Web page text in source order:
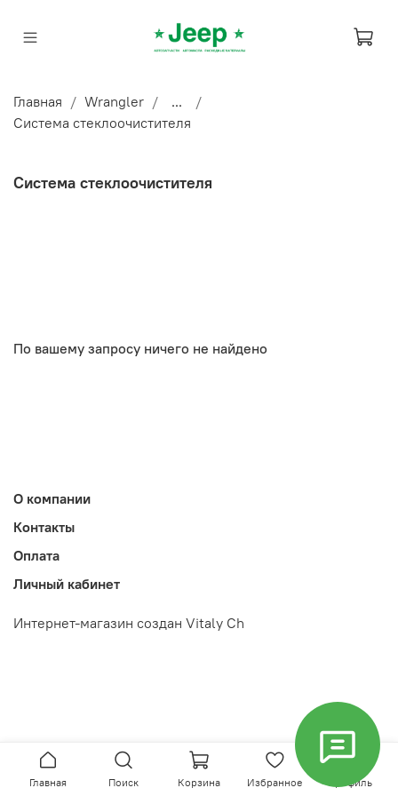
Главная Wrangler
...
Система стеклоочистителя
Система стеклоочистителя
По вашему запросу ничего не найдено
О компании
Контакты
Оплата
Личный кабинет
Интернет-магазин создан Vitaly Ch
Главная Поиск Корзина Избранное Профиль